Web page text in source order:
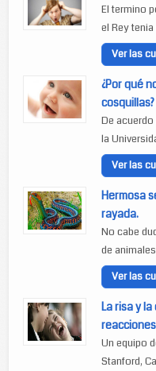
El termino
el Rey
Ver las
¿Por qué
cosquillas?
De
la
Ver las
Hermosa
rayada.
No cabe
de
Ver las
La risa y
Un equipo
Stanford,